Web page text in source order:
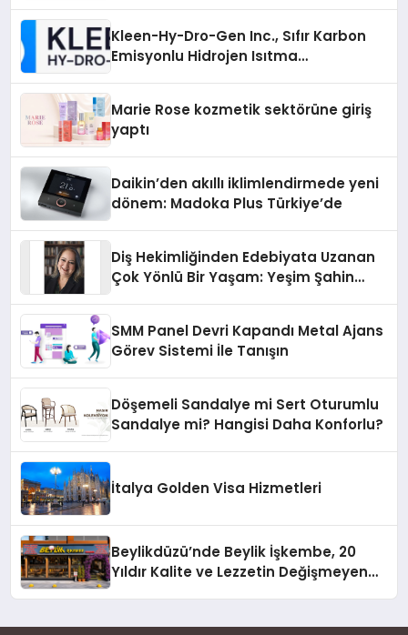
Kleen-Hy-Dro-Gen Inc., Sıfır Karbon
Emisyonlu Hidrojen Isıtma
Marie Rose kozmetik sektörüne giriş
yaptı
Daikin’den akıllı iklimlendirmede yeni
dönem: Madoka Plus Türkiye’de
Diş Hekimliğinden Edebiyata Uzanan
Çok Yönlü Bir Yaşam: Yeşim Şahin
SMM Panel Devri Kapandı Metal Ajans
Görev Sistemi İle Tanışın
Döşemeli Sandalye mi Sert Oturumlu
Sandalye mi? Hangisi Daha Konforlu?
İtalya Golden Visa Hizmetleri
Beylikdüzü’nde Beylik İşkembe, 20
Yıldır Kalite ve Lezzetin Değişmeyen